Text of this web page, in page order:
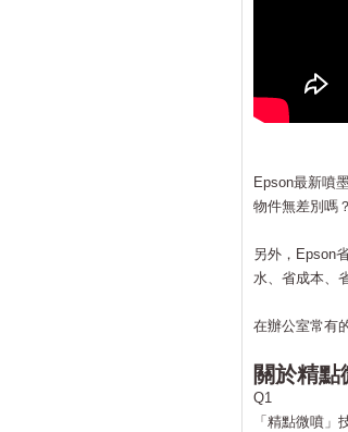
Epson最新噴
物件無差別嗎
另外，Epson
水、省成本、
在辦公室常有
關於精
Q1
「精點微噴」